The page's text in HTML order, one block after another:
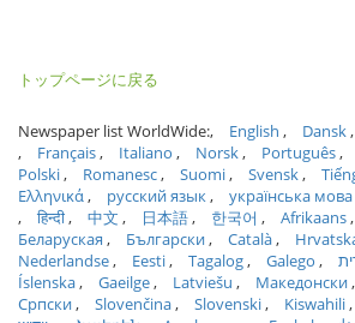
トップページに戻る
Newspaper list WorldWide: English Dansk
Français
Italiano Norsk Português
Polski
Romanesc Suomi Svensk
Ελληνικά
русский язык українська мова
हिन्दी
中文 日本語 한국어 Afrikaans
Беларуская
Български Català
Nederlandse
Eesti Tagalog Galego
Íslenska
Gaeilge Latviešu Македонски
Српски
Slovenčina Slovenski Kiswahili